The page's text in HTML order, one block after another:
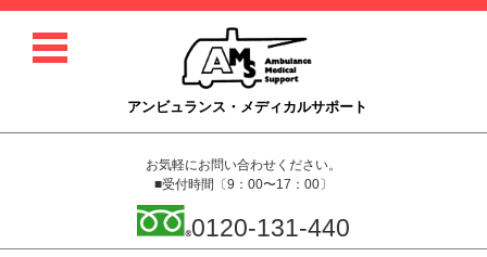
アンビュランス・メディカルサポート
お気軽にお問い合わせください。
■受付時間〔9：00〜17：00〕
0120-131-440
コンテンツに移動